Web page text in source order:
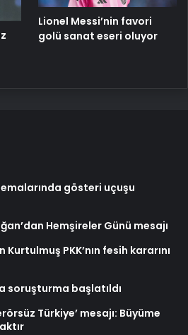
Lionel Messi’nin favori
golü sanat eseri oluyor
gösteri uçuşu
Hemşireler Günü mesajı
Kurtulmuş PKK’nın fesih kararını
soruşturma başlatıldı
Türkiye’ mesajı: Büyüme